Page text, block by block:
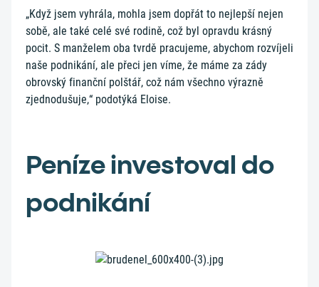
„Když jsem vyhrála, mohla jsem dopřát to nejlepší nejen
sobě, ale také celé své rodině, což byl opravdu krásný
pocit. S manželem oba tvrdě pracujeme, abychom rozvíjeli
naše podnikání, ale přeci jen víme, že máme za zády
obrovský finanční polštář, což nám všechno výrazně
zjednodušuje,“ podotýká Eloise.
Peníze investoval do
podnikání